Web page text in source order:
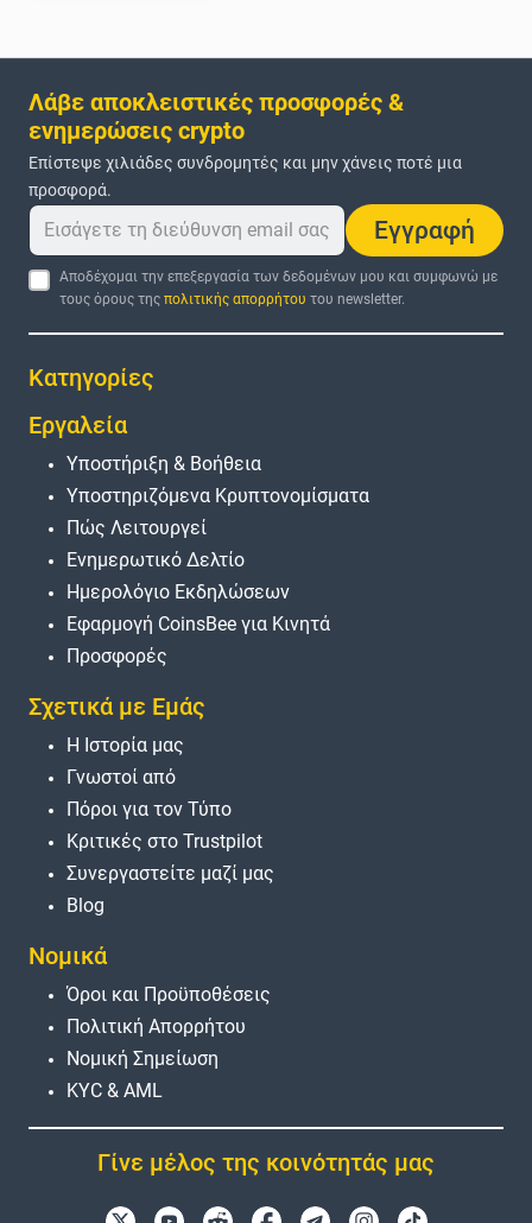
Λάβε αποκλειστικές προσφορές &
ενημερώσεις crypto
Επίστεψε χιλιάδες συνδρομητές και μην χάνεις ποτέ μια
προσφορά.
Εγγραφή
Αποδέχομαι την επεξεργασία των δεδομένων μου και συμφωνώ με
τους όρους τηςπολιτικής απορρήτου του newsletter.
Κατηγορίες
Εργαλεία
Υποστήριξη & Βοήθεια
Υποστηριζόμενα Κρυπτονομίσματα
Πώς Λειτουργεί
Ενημερωτικό Δελτίο
Ημερολόγιο Εκδηλώσεων
Εφαρμογή CoinsBee για Κινητά
Προσφορές
Σχετικά με Εμάς
Η Ιστορία μας
Γνωστοί από
Πόροι για τον Τύπο
Κριτικές στο Trustpilot
Συνεργαστείτε μαζί μας
Blog
Νομικά
Όροι και Προϋποθέσεις
Πολιτική Απορρήτου
Νομική Σημείωση
KYC & AML
Γίνε μέλος της κοινότητάς μας